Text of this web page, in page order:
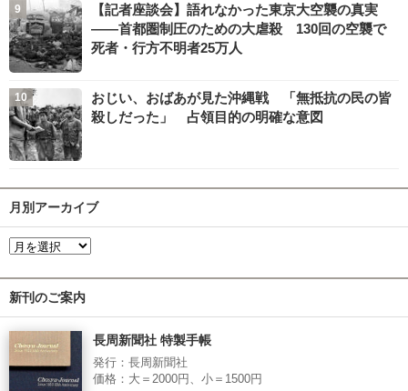
【記者座談会】語れなかった東京大空襲の真実
――首都圏制圧のための大虐殺 130回の空襲で
死者・行方不明者25万人
おじい、おばあが見た沖縄戦 「無抵抗の民の皆
殺しだった」 占領目的の明確な意図
月別アーカイブ
新刊のご案内
長周新聞社 特製手帳
発行：長周新聞社
価格：大＝2000円、小＝1500円